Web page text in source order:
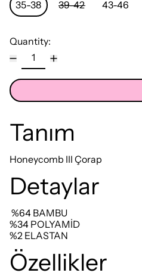
35-38 39-42 43-46
Quantity:
Tanım
Honeycomb III Çorap
Detaylar
%64 BAMBU
%34 POLYAMİD
%2 ELASTAN
Özellikler